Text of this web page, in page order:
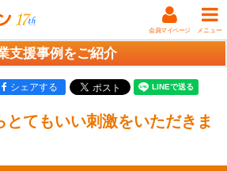
会員マイページ メニュー
支援事例をご紹介
シェアする
とてもいい刺激をいただきま